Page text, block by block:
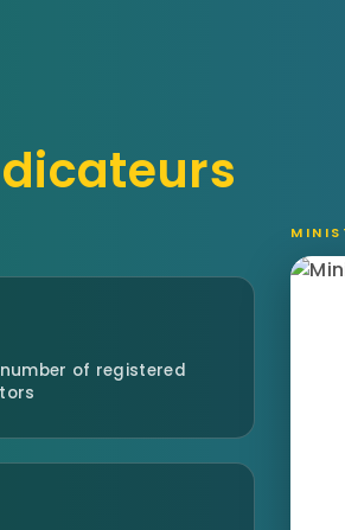
of registered